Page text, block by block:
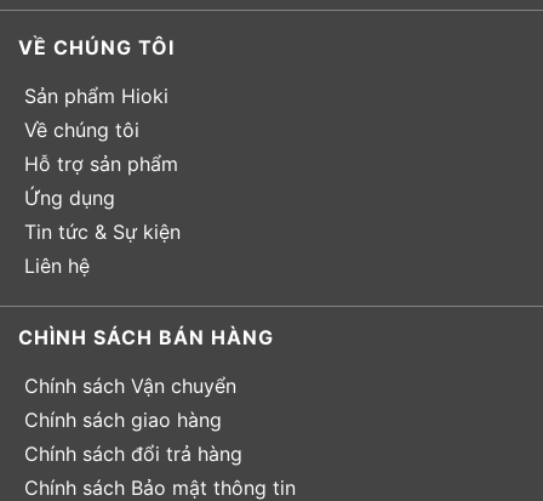
VỀ CHÚNG TÔI
Sản phẩm Hioki
Về chúng tôi
Hỗ trợ sản phẩm
Ứng dụng
Tin tức & Sự kiện
Liên hệ
CHÌNH SÁCH BÁN HÀNG
Chính sách Vận chuyển
Chính sách giao hàng
Chính sách đổi trả hàng
Chính sách Bảo mật thông tin